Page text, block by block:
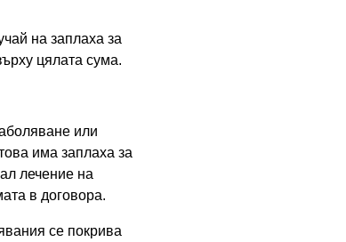
на заплаха за
цялата сума.
или
има заплаха за
лечение на
в договора.
се покрива